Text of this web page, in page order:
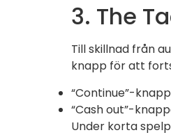
3. The
Till skillnad från
knapp för att
“Continue”-
“Cash out”-
Under korta